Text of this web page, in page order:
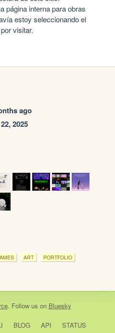
página interna para obras
estoy seleccionando el
visitar.
ago
2025
ART PORTFOLIO
. Follow us on Bluesky
BLOG API STATUS